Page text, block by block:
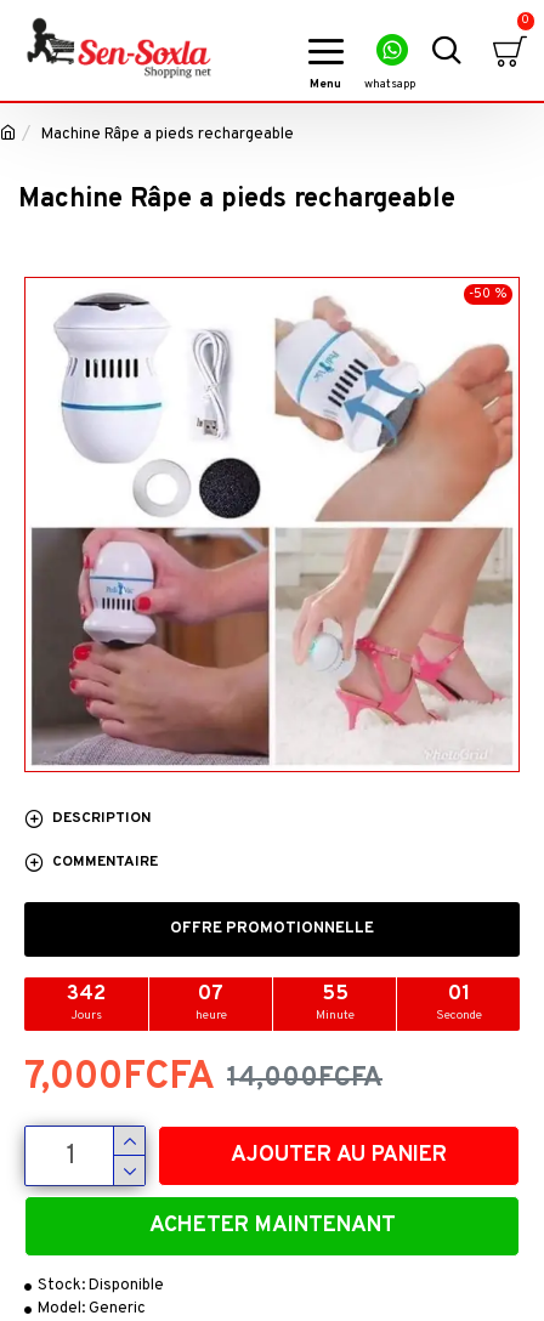
0
Machine Râpe a pieds rechargeable
Machine Râpe a pieds rechargeable
-50 %
DESCRIPTION
COMMENTAIRE
Stock:Disponible
Model:Generic
OFFRE PROMOTIONNELLE
342
Jours
07
heure
55
Minute
00
Seconde
7,000FCFA 14,000FCFA
AJOUTER AU PANIER
ACHETER MAINTENANT